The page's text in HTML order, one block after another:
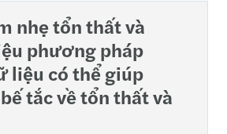
nhẹ tổn thất và
phương pháp
liệu có thể giúp
tắc về tổn thất và